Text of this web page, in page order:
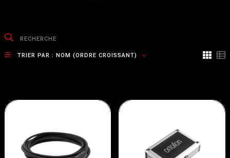
TRIER PAR : NOM (ORDRE CROISSANT)